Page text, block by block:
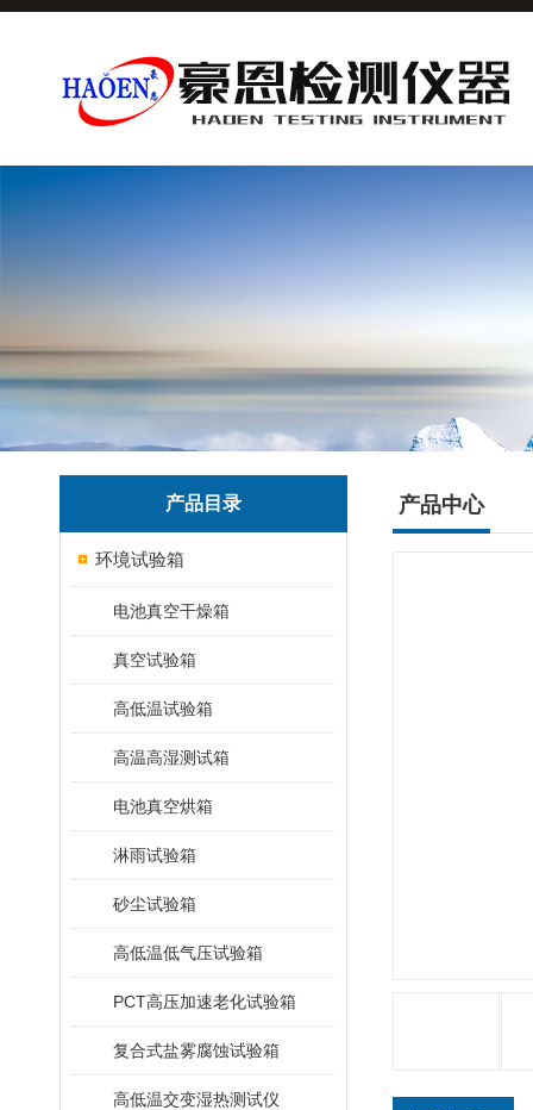
产品目录
环境试验箱
电池真空干燥箱
真空试验箱
高低温试验箱
高温高湿测试箱
电池真空烘箱
淋雨试验箱
砂尘试验箱
高低温低气压试验箱
PCT高压加速老化试验箱
复合式盐雾腐蚀试验箱
高低温交变湿热测试仪
产品中心